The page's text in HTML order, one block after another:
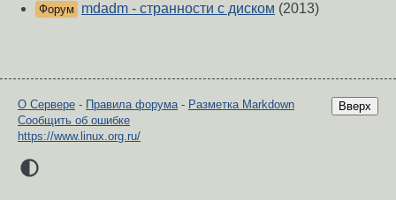
Форум mdadm - странности с диском (2013)
Вверх
О Сервере - Правила форума- Разметка Markdown
Сообщить об ошибке
https://www.linux.org.ru/